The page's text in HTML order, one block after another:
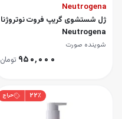
Neutrogena
ژل شستشوی گریپ فروت نوتروژنا
Neutrogena
شوینده صورت
۹۵۰٬۰۰۰ تومان
۲۲٪ حراج